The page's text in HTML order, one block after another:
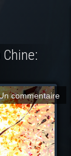
commentaire